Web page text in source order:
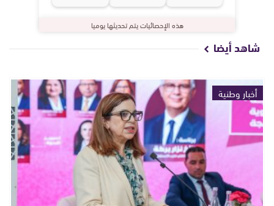
هذه الإحصائيات يتم تحديثها يوميا
شاهد أيضا
أخبار وطنية